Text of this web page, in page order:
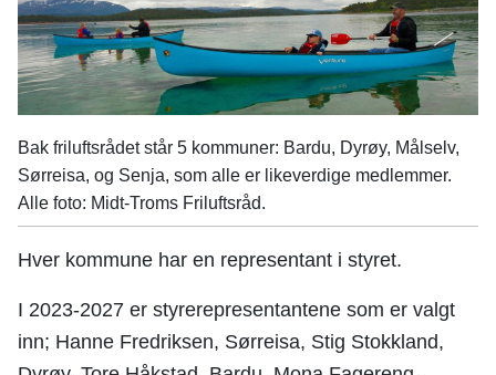
Bak friluftsrådet står 5 kommuner: Bardu, Dyrøy, Målselv,
Sørreisa, og Senja, som alle er likeverdige medlemmer.
Alle foto: Midt-Troms Friluftsråd.
Hver kommune har en representant i styret.
I 2023-2027 er styrerepresentantene som er valgt
inn; Hanne Fredriksen, Sørreisa, Stig Stokkland,